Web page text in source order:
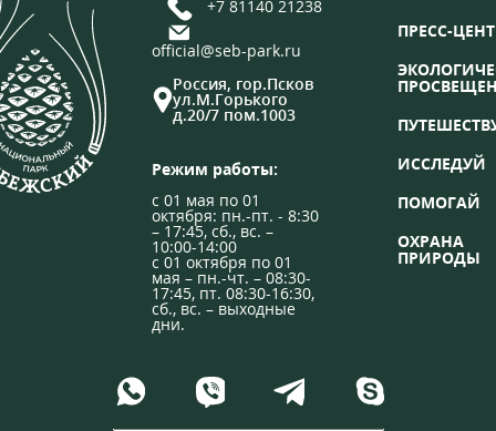
+7 81140 21238
official@seb-park.ru
Россия, гор.Псков
ул.М.Горького
д.20/7 пом.1003
Режим работы:
с 01 мая по 01
октября: пн.-пт. - 8:30
– 17:45, сб., вс. –
10:00-14:00
с 01 октября по 01
мая – пн.-чт. – 08:30-
17:45, пт. 08:30-16:30,
сб., вс. – выходные
дни.
ПРЕСС-
ИССЛЕДУЙ
ПОМОГАЙ
ОХРАНА
ПРИРОДЫ